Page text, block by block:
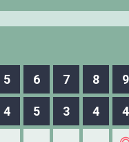
5 6 7 8 9
4 5 3 4 4